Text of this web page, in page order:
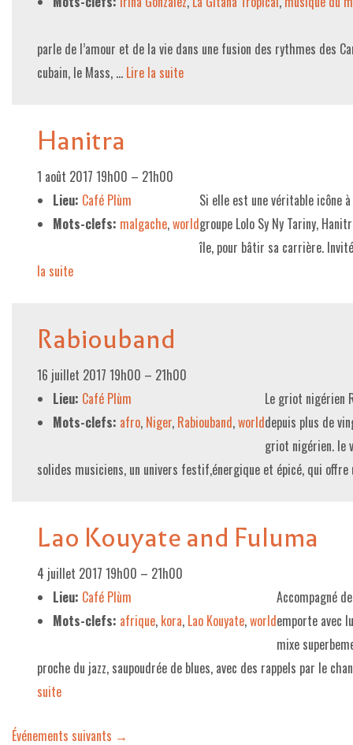
parle de l’amour et de la vie dans une fusion des rythmes des
cubain, le Mass, … Lire la suite­­
Hanitra
1 août 2017 19h00 – 21h00
Lieu: Café Plùm
Mots-clefs: malgache,world
Si elle est une véritable icône
groupe Lolo Sy Ny Tariny,
île, pour bâtir sa carrière.
la suite­­
Rabiouband
16 juillet 2017 19h00 – 21h00
Lieu: Café Plùm
Mots-clefs: afro, Niger, Rabiouband,world
Le griot nigérien
depuis plus de
griot nigérien. le
solides musiciens, un univers festif,énergique et épicé, qui
Lao Kouyate and Fuluma
4 juillet 2017 19h00 – 21h00
Lieu: Café Plùm
Mots-clefs: afrique, kora, Lao Kouyate,world
Accompagné
emporte avec
mixe
proche du jazz, saupoudrée de blues, avec des rappels par le
suite­­
Événements suivants →